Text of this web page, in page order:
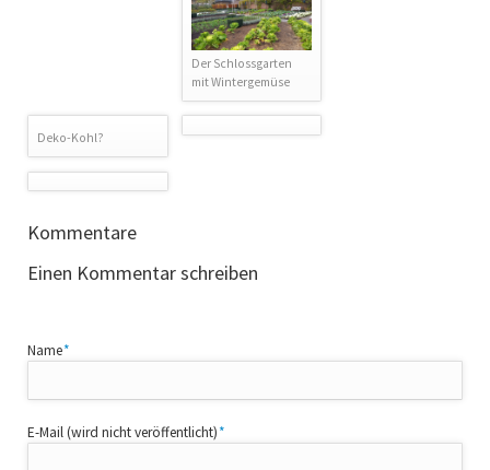
Der Schlossgarten
mit Wintergemüse
Deko-Kohl?
Kommentare
Einen Kommentar schreiben
Pflichtfeld
Name*
Pflichtfeld
E-Mail (wird nicht veröffentlicht)*